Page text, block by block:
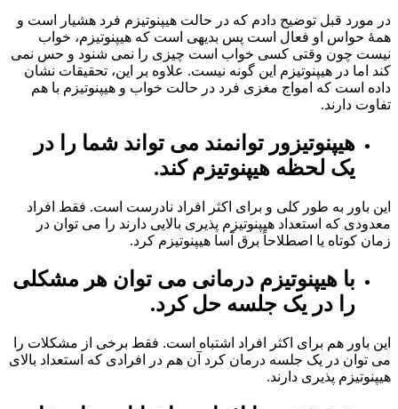
در مورد قبل توضیح دادم که در حالت هیپنوتیزم فرد هشیار است و
همۀ حواس او فعال است پس بدیهی است که هیپنوتیزم، خواب
نیست چون وقتی کسی خواب است چیزی را نمی شنود و حس نمی
کند اما در هیپنوتیزم این گونه نیست. علاوه بر این، تحقیقات نشان
داده است که امواج مغزی فرد در حالت خواب و هیپنوتیزم با هم
تفاوت دارند.
هیپنوتیزور توانمند می تواند شما را در
یک لحظه هیپنوتیزم کند.
این باور به طور کلی و برای اکثر افراد نادرست است. فقط افراد
معدودی که استعداد هیپنوتیزم پذیری بالایی دارند را می توان در
زمان کوتاه یا اصطلاحاً برق آسا هیپنوتیزم کرد.
با هیپنوتیزم درمانی می توان هر مشکلی
را در یک جلسه حل کرد.
این باور هم برای اکثر افراد اشتباه است. فقط برخی از مشکلات را
می توان در یک جلسه درمان کرد آن هم در افرادی که استعداد بالای
هیپنوتیزم پذیری دارند.